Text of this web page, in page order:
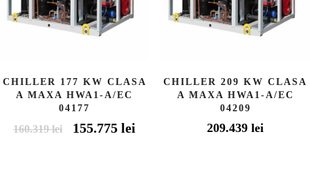
CHILLER 177 KW CLASA
A MAXA HWA1-A/EC
04177
160.319lei
Prețul
155.775lei
CHILLER 209 KW CLASA
A MAXA HWA1-A/EC
04209
209.439lei